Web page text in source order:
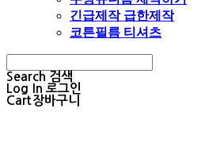
긴급제작 급한제작
코튼필름 티셔츠
Search 검색
Log In 로그인
Cart장바구니